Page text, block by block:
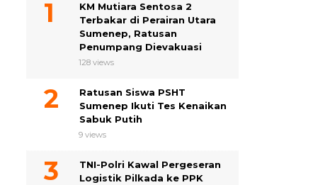
KM Mutiara Sentosa 2
Terbakar di Perairan Utara
Sumenep, Ratusan
Penumpang Dievakuasi
128 views
Ratusan Siswa PSHT
Sumenep Ikuti Tes Kenaikan
Sabuk Putih
9 views
TNI-Polri Kawal Pergeseran
Logistik Pilkada ke PPK